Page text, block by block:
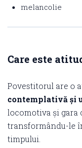
melancolie
Care este
Povestitorul are o
contemplativă și
locomotiva și gara
transformându-le
timpului.